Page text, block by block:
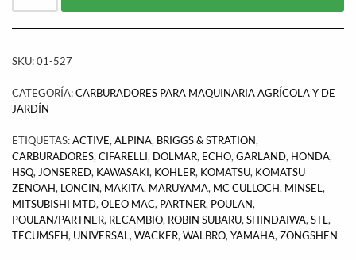
SKU:01-527
CATEGORÍA:CARBURADORES PARA MAQUINARIA AGRÍCOLA Y DE
JARDÍN
ETIQUETAS:ACTIVE, ALPINA, BRIGGS & STRATION,
CARBURADORES, CIFARELLI, DOLMAR, ECHO, GARLAND, HONDA,
HSQ, JONSERED, KAWASAKI, KOHLER, KOMATSU, KOMATSU
ZENOAH, LONCIN, MAKITA, MARUYAMA, MC CULLOCH, MINSEL,
MITSUBISHI MTD, OLEO MAC, PARTNER, POULAN,
POULAN/PARTNER, RECAMBIO, ROBIN SUBARU, SHINDAIWA, STL,
TECUMSEH, UNIVERSAL, WACKER, WALBRO, YAMAHA, ZONGSHEN